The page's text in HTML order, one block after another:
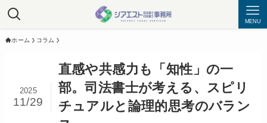
MENU
ホーム コラム
直感や共感力も「知性」の一
部。司法書士が考える、スピリ
チュアルと論理的思考のバラン
2025
11/29